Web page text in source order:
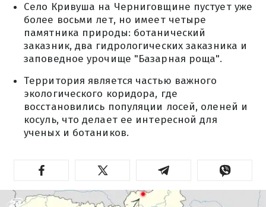
Село Кривуша на Черниговщине пустует уже
более восьми лет, но имеет четыре
памятника природы: ботанический
заказник, два гидрологических заказника и
заповедное урочище "Базарная роща".
Территория является частью важного
экологического коридора, где
восстановились популяции лосей, оленей и
косуль, что делает ее интересной для
ученых и ботаников.